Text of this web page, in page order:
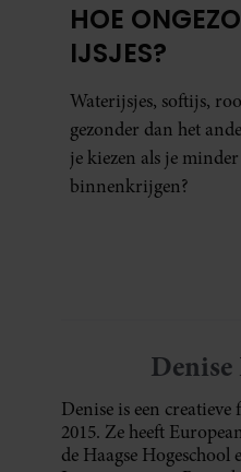
HOE
IJSJES?
Waterijsjes, softijs,
gezonder dan het
je kiezen als je
binnenkrijgen?
Denise is een
2015. Ze heeft
de Haagse